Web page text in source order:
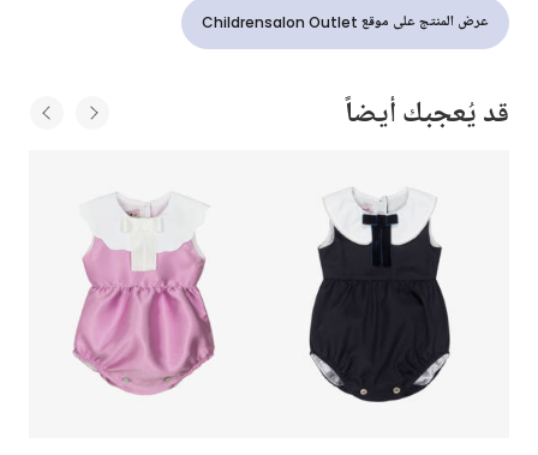
عرض المنتج على موقع Childrensalon Outlet
قد يُعجبك أيضاً